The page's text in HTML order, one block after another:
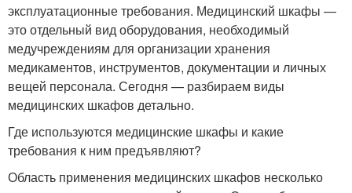
эксплуатационные требования. Медицинский шкафы —
это отдельный вид оборудования, необходимый
медучреждениям для организации хранения
медикаментов, инструментов, документации и личных
вещей персонала. Сегодня — разбираем виды
медицинских шкафов детально.
Где используются медицинские шкафы и какие
требования к ним предъявляют?
Область применения медицинских шкафов несколько